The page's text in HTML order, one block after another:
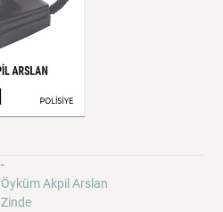
-
Öyküm Akpil Arslan
Zinde